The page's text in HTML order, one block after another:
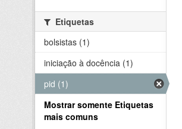
Etiquetas
bolsistas (1)
iniciação à docência (1)
pid (1)
Mostrar somente Etiquetas
mais comuns